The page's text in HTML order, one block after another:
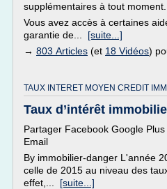
supplémentaires à tout moment.
Vous avez accès à certaines
garantie de... [suite...]
→ 803 Articles (et 18 Vidéos)
TAUX INTERET MOYEN CREDIT
Taux d’intérêt
Partager Facebook Google
Email
By immobilier-danger L'année
celle de 2015 au niveau des
effet,... [suite...]